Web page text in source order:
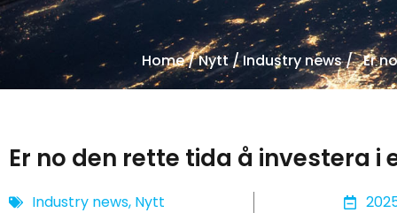
Home/Nytt/Industry news/ Er no
Er no den rette tida å investera
Industry news, Nytt